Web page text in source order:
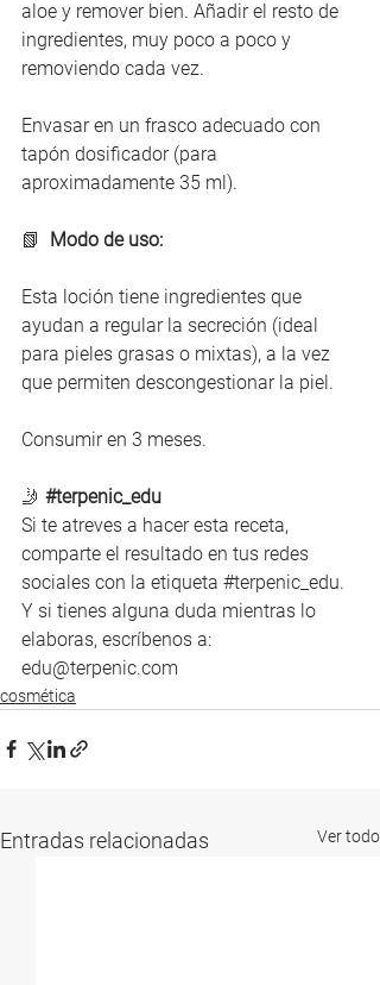
aloe y remover bien. Añadir el resto de
ingredientes, muy poco a poco y
removiendo cada vez.
Envasar en un frasco adecuado con
tapón dosificador (para
aproximadamente 35 ml).
📗 Modo de uso:
Esta loción tiene ingredientes que
ayudan a regular la secreción (ideal
para pieles grasas o mixtas), a la vez
que permiten descongestionar la piel.
Consumir en 3 meses.
🤳 #terpenic_edu
Si te atreves a hacer esta receta,
comparte el resultado en tus redes
sociales con la etiqueta #terpenic_edu.
Y si tienes alguna duda mientras lo
elaboras, escríbenos a:
edu@terpenic.com
cosmética
Entradas relacionadas Ver todo